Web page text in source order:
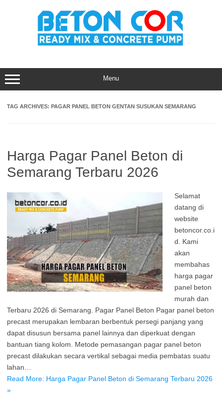
Menu
TAG ARCHIVES: PAGAR PANEL BETON GENTAN SUSUKAN SEMARANG
Harga Pagar Panel Beton di
Semarang Terbaru 2026
Selamat
datang di
website
betoncor.co.i
d. Kami
akan
membahas
harga pagar
panel beton
murah dan
Terbaru 2026 di Semarang. Pagar Panel Beton Pagar panel beton
precast merupakan lembaran berbentuk persegi panjang yang
dapat disusun bersama panel lainnya dan diperkuat dengan
bantuan tiang kolom. Metode pemasangan pagar panel beton
precast dilakukan secara vertikal sebagai media pembatas suatu
lahan…
Read More: Harga Pagar Panel Beton di Semarang Terbaru 2026
»